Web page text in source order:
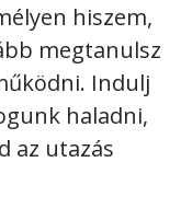
hiszem,
megtanulsz
Indulj
haladni,
az utazás